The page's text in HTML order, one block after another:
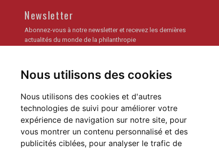
Nous utilisons des cookies
Nous utilisons des cookies et d'autres
technologies de suivi pour améliorer votre
expérience de navigation sur notre site, pour
vous montrer un contenu personnalisé et des
publicités ciblées, pour analyser le trafic de
Newsletter
Abonnez-vous à notre newsletter et recevez les dernières
actualités du monde de la philanthropie